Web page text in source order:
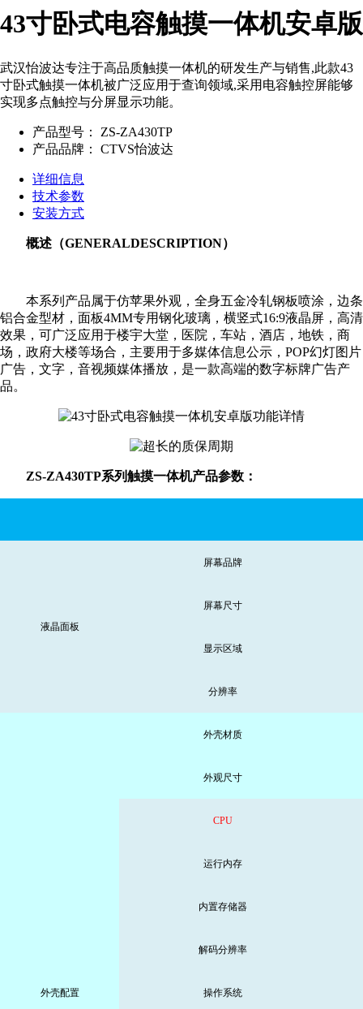
43寸卧式电容触摸一体机安卓版
武汉怡波达专注于高品质触摸一体机的研发生产与销售,此款43
寸卧式触摸一体机被广泛应用于查询领域,采用电容触控屏能够
实现多点触控与分屏显示功能。
产品型号：
ZS-ZA430TP
产品品牌：
CTVS怡波达
详细信息
技术参数
安装方式
概述（GENERALDESCRIPTION）
本系列产品属于仿苹果外观，全身五金冷轧钢板喷涂，边条
铝合金型材，面板4MM专用钢化玻璃，横竖式16:9液晶屏，高清
效果，可广泛应用于楼宇大堂，医院，车站，酒店，地铁，商
场，政府大楼等场合，主要用于多媒体信息公示，POP幻灯图片
广告，文字，音视频媒体播放，是一款高端的数字标牌广告产
品。
ZS-ZA430TP系列触摸一体机产品参数：
液晶面板
屏幕品牌
屏幕尺寸
显示区域
分辨率
外壳配置
外壳材质
外观尺寸
CPU
运行内存
内置存储器
解码分辨率
操作系统